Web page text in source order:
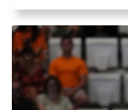
einmal zu wenden
gewinnen. Dies
anonyme Quelle.